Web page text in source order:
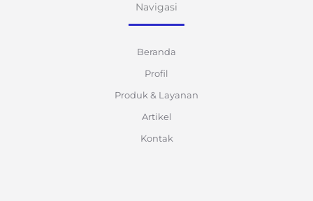
Navigasi
Beranda
Profil
Produk & Layanan
Artikel
Kontak